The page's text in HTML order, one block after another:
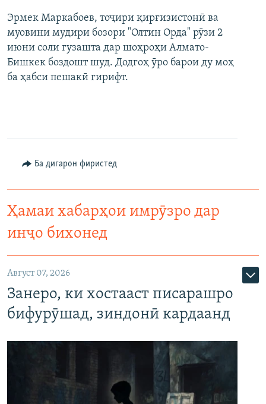
Эрмек Маркабоев, тоҷири қирғизистонӣ ва
муовини мудири бозори "Олтин Орда" рӯзи 2
июни соли гузашта дар шоҳроҳи Алмато-
Бишкек боздошт шуд. Додгоҳ ӯро барои ду моҳ
ба ҳабси пешакӣ гирифт.
Ба дигарон фиристед
Ҳамаи хабарҳои имрӯзро дар
инҷо бихонед
Август 07, 2026
Занеро, ки хостааст писарашро
бифурӯшад, зиндонӣ кардаанд